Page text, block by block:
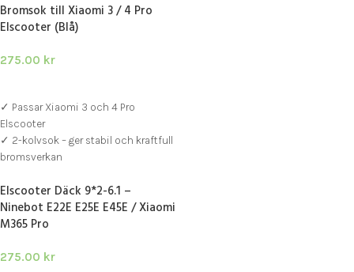
E-Wheels E2S-serien
Bromsok till Xiaomi 3 / 4 Pro
Elscooter (Blå)
275.00 kr
✓ Passar Xiaomi 3 och 4 Pro
Elscooter
✓ 2-kolvsok – ger stabil och kraftfull
bromsverkan
bromsbelägg
Elscooter Däck 9*2-6.1 –
Ninebot E22E E25E E45E / Xiaomi
M365 Pro
275.00 kr